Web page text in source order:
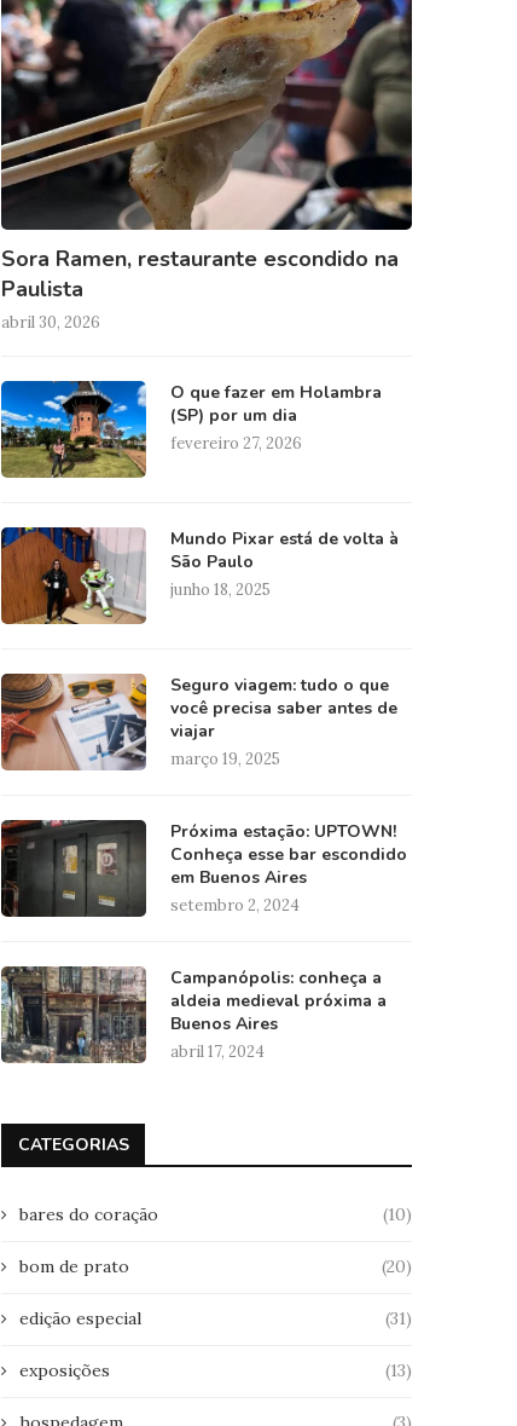
Sora Ramen, restaurante escondido na
Paulista
abril 30, 2026
O que fazer em Holambra
(SP) por um dia
fevereiro 27, 2026
Mundo Pixar está de volta à
São Paulo
junho 18, 2025
Seguro viagem: tudo o que
você precisa saber antes de
viajar
março 19, 2025
Próxima estação: UPTOWN!
Conheça esse bar escondido
em Buenos Aires
setembro 2, 2024
Campanópolis: conheça a
aldeia medieval próxima a
Buenos Aires
abril 17, 2024
CATEGORIAS
bares do coração (10)
bom de prato (20)
edição especial (31)
exposições (13)